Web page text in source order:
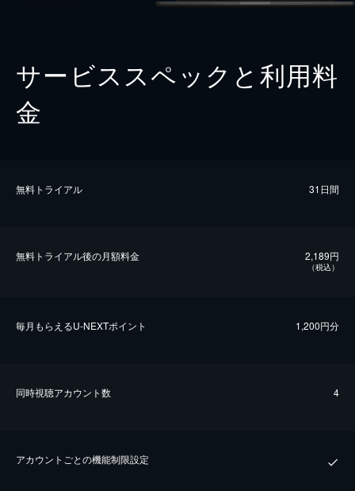
サービススペックと利用料
金
無料トライアル 31日間
無料トライアル後の⽉額料金 2,189円
（税込）
毎⽉もらえるU-NEXTポイント 1,200円分
同時視聴アカウント数 4
アカウントごとの機能制限設定